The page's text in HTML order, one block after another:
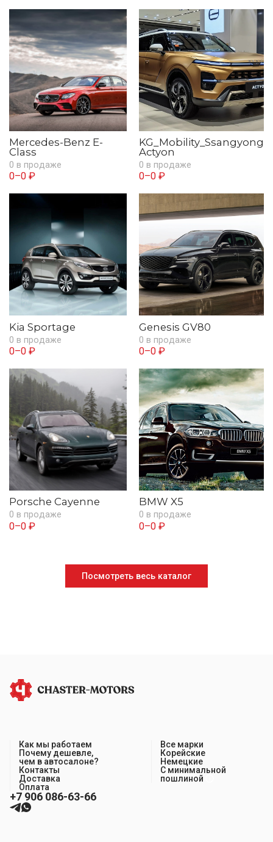
Mercedes-Benz E-
Class
0 в продаже
0–0 ₽
KG_Mobility_Ssangyong
Actyon
0 в продаже
0–0 ₽
Kia Sportage
0 в продаже
0–0 ₽
Genesis GV80
0 в продаже
0–0 ₽
Porsche Cayenne
0 в продаже
0–0 ₽
BMW X5
0 в продаже
0–0 ₽
Посмотреть весь каталог
Как мы работаем
Почему дешевле,
чем в автосалоне?
Контакты
Доставка
Оплата
Все марки
Корейские
Немецкие
С минимальной
пошлиной
+7 906 086-63-66